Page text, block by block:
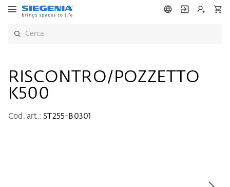
RISCONTRO/POZZETTO
K500
Cod. art.: ST255-B0301